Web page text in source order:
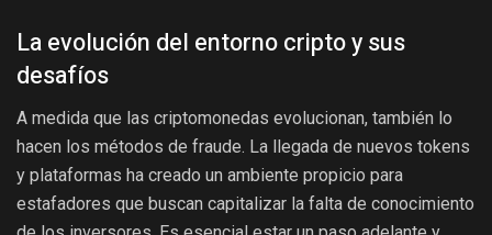
La evolución del entorno cripto y sus
desafíos
A medida que las criptomonedas evolucionan, también lo
hacen los métodos de fraude. La llegada de nuevos tokens
y plataformas ha creado un ambiente propicio para
estafadores que buscan capitalizar la falta de conocimiento